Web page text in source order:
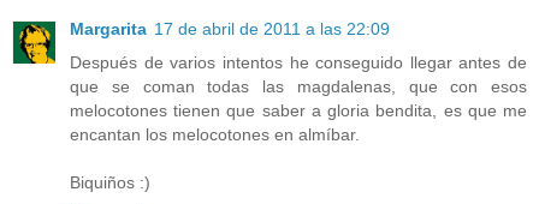
Margarita 17 de abril de 2011 a las 22:09
Después de varios intentos he conseguido llegar antes de
que se coman todas las magdalenas, que con esos
melocotones tienen que saber a gloria bendita, es que me
encantan los melocotones en almíbar.
Biquiños :)